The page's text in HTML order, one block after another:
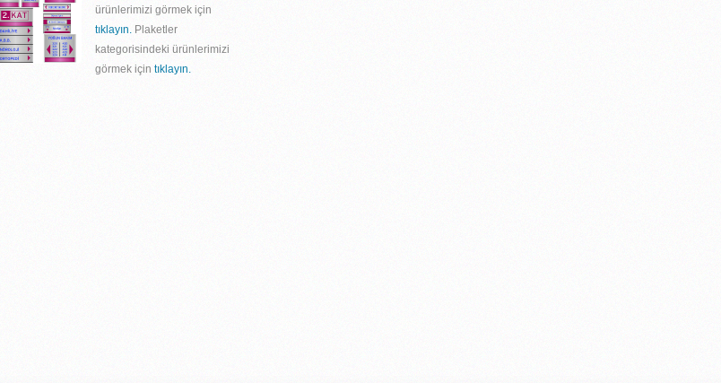
ürünlerimizi görmek için
tıklayın. Plaketler
kategorisindeki ürünlerimizi
görmek için tıklayın.